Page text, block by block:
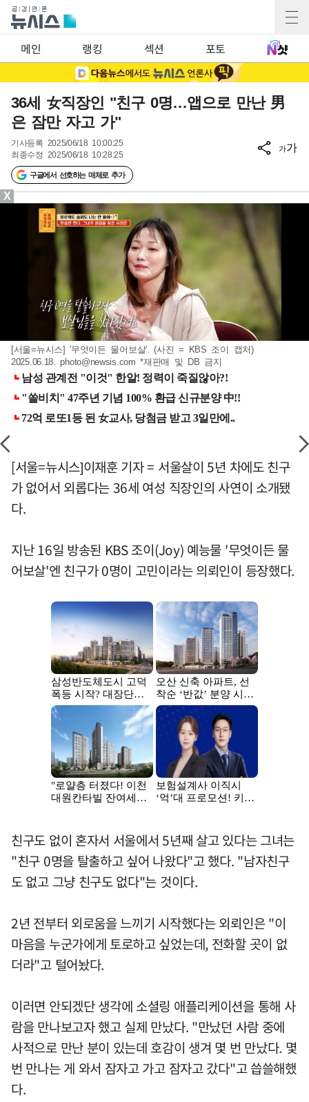
메인 랭킹 섹션 포토
36세 女직장인 "친구 0명…앱으로 만난 男
은 잠만 자고 가"
기사등록 2025/06/18 10:00:25
최종수정 2025/06/18 10:28:25
구글에서 선호하는 매체로 추가
가가
[서울=뉴시스] '무엇이든 물어보살'. (사진 = KBS 조이 캡처)
2025.06.18.photo@newsis.com *재판매 및 DB 금지
[서울=뉴시스]이재훈 기자 = 서울살이 5년 차에도 친구
가 없어서 외롭다는 36세 여성 직장인의 사연이 소개됐
다.
지난 16일 방송된 KBS 조이(Joy) 예능물 '무엇이든 물
어보살'엔 친구가 0명이 고민이라는 의뢰인이 등장했다.
친구도 없이 혼자서 서울에서 5년째 살고 있다는 그녀는
"친구 0명을 탈출하고 싶어 나왔다"고 했다. "남자친구
도 없고 그냥 친구도 없다"는 것이다.
2년 전부터 외로움을 느끼기 시작했다는 외뢰인은 "이
마음을 누군가에게 토로하고 싶었는데, 전화할 곳이 없
더라"고 털어놨다.
이러면 안되겠단 생각에 소셜링 애플리케이션을 통해 사
람을 만나보고자 했고 실제 만났다. "만났던 사람 중에
사적으로 만난 분이 있는데 호감이 생겨 몇 번 만났다. 몇
번 만나는 게 와서 잠자고 가고 잠자고 갔다"고 씁쓸해했
다.
X